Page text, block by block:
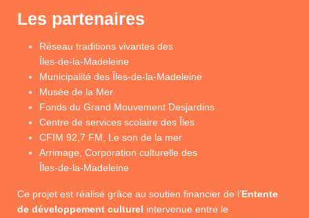
Les partenaires
Réseau traditions vivantes des
Îles-de-la-Madeleine
Municipalité des Îles-de-la-Madeleine
Musée de la Mer
Fonds du Grand Mouvement Desjardins
Centre de services scolaire des Îles
CFIM 92,7 FM, Le son de la mer
Arrimage, Corporation culturelle des
Îles-de-la-Madeleine
Ce projet est réalisé grâce au soutien financier de l’Entente
de développement culturel intervenue entre le